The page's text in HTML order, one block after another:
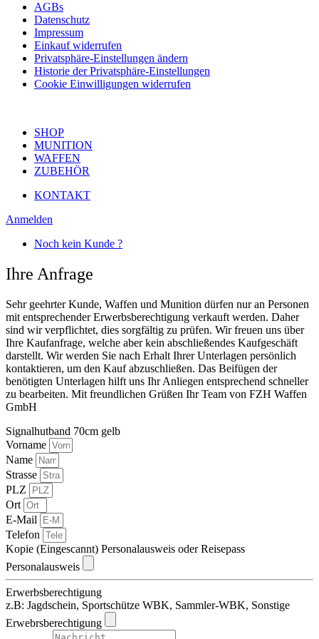
AGBs
Datenschutz
Impressum
Einkauf widerrufen
Privatsphäre-Einstellungen ändern
Historie der Privatsphäre-Einstellungen
Cookie Einwilligungen widerrufen
SHOP
MUNITION
WAFFEN
ZUBEHÖR
KONTAKT
Anmelden
Noch kein Kunde ?
Ihre Anfrage
Sehr geehrter Kunde, Waffen und Munition dürfen nur an Personen
mit entsprechender Erwerbsberechtigung verkauft werden. Daher
sind wir verpflichtet, dies sorgfältig zu prüfen. Wir freuen uns über
Ihre Kaufanfrage, welche aber kein abschließendes Kaufgeschäft
darstellt. Wir werden Sie nach Erhalt Ihrer Unterlagen persönlich
kontaktieren, um den Kauf abzuschließen. Das Beifügen der
benötigten Unterlagen hilft uns Ihr Anliegen entsprechend schneller
zu bearbeiten. Mit freundlichen Grüßen Ihr Team von FZH Waffen
GmbH
Signalhutband 70cm gelb
Vorname
Name
Strasse
PLZ
Ort
E-Mail
Telefon
Kopie (Eingescannt) Personalausweis oder Reisepass
Personalausweis
Erwerbsberechtigung
z.B: Jagdschein, Sportschütze WBK, Sammler-WBK, Sonstige
Erwebrsberechtigung